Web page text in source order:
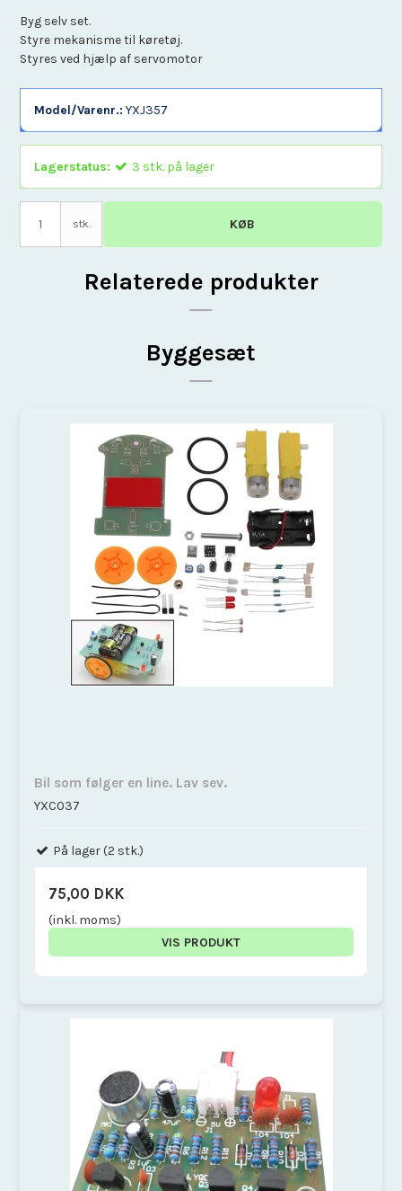
Byg selv set.
Styre mekanisme til køretøj.
Styres ved hjælp af servomotor
Model/Varenr.: YXJ357
Lagerstatus: 3 stk. på lager
stk. KØB
Relaterede produkter
Byggesæt
Bil som følger en line. Lav sev.
YXC037
På lager (2 stk.)
75,00 DKK
(inkl. moms)
VIS PRODUKT